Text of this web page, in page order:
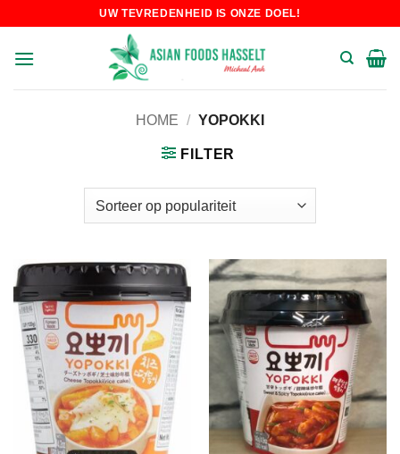
content
UW TEVREDENHEID IS ONZE DOEL!
HOME / YOPOKKI
FILTER